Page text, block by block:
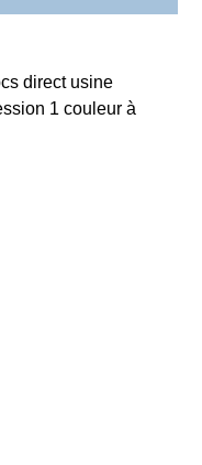
direct usine
1 couleur à